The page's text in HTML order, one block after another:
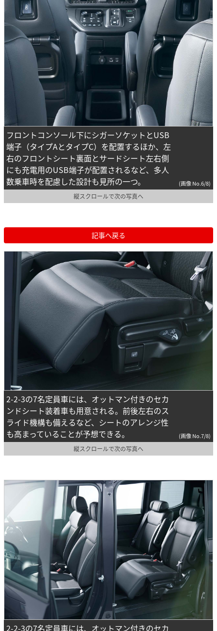
フロントコンソール下にシガーソケットとUSB
端子（タイプAとタイプC）を配置するほか、左
右のフロントシート裏面とサードシート左右側
にも充電用のUSB端子が配置されるなど、多人
数乗車時を配慮した設計も見所の一つ。
(画像 No.6/8)
縦スクロールで次の写真へ
記事へ戻る
2-2-3の7名定員車には、オットマン付きのセカ
ンドシート装着車も用意される。前後左右のス
ライド機構も備えるなど、シートのアレンジ性
も高まっていることが予想できる。
(画像 No.7/8)
縦スクロールで次の写真へ
2-2-3の7名定員車には、オットマン付きのセカ